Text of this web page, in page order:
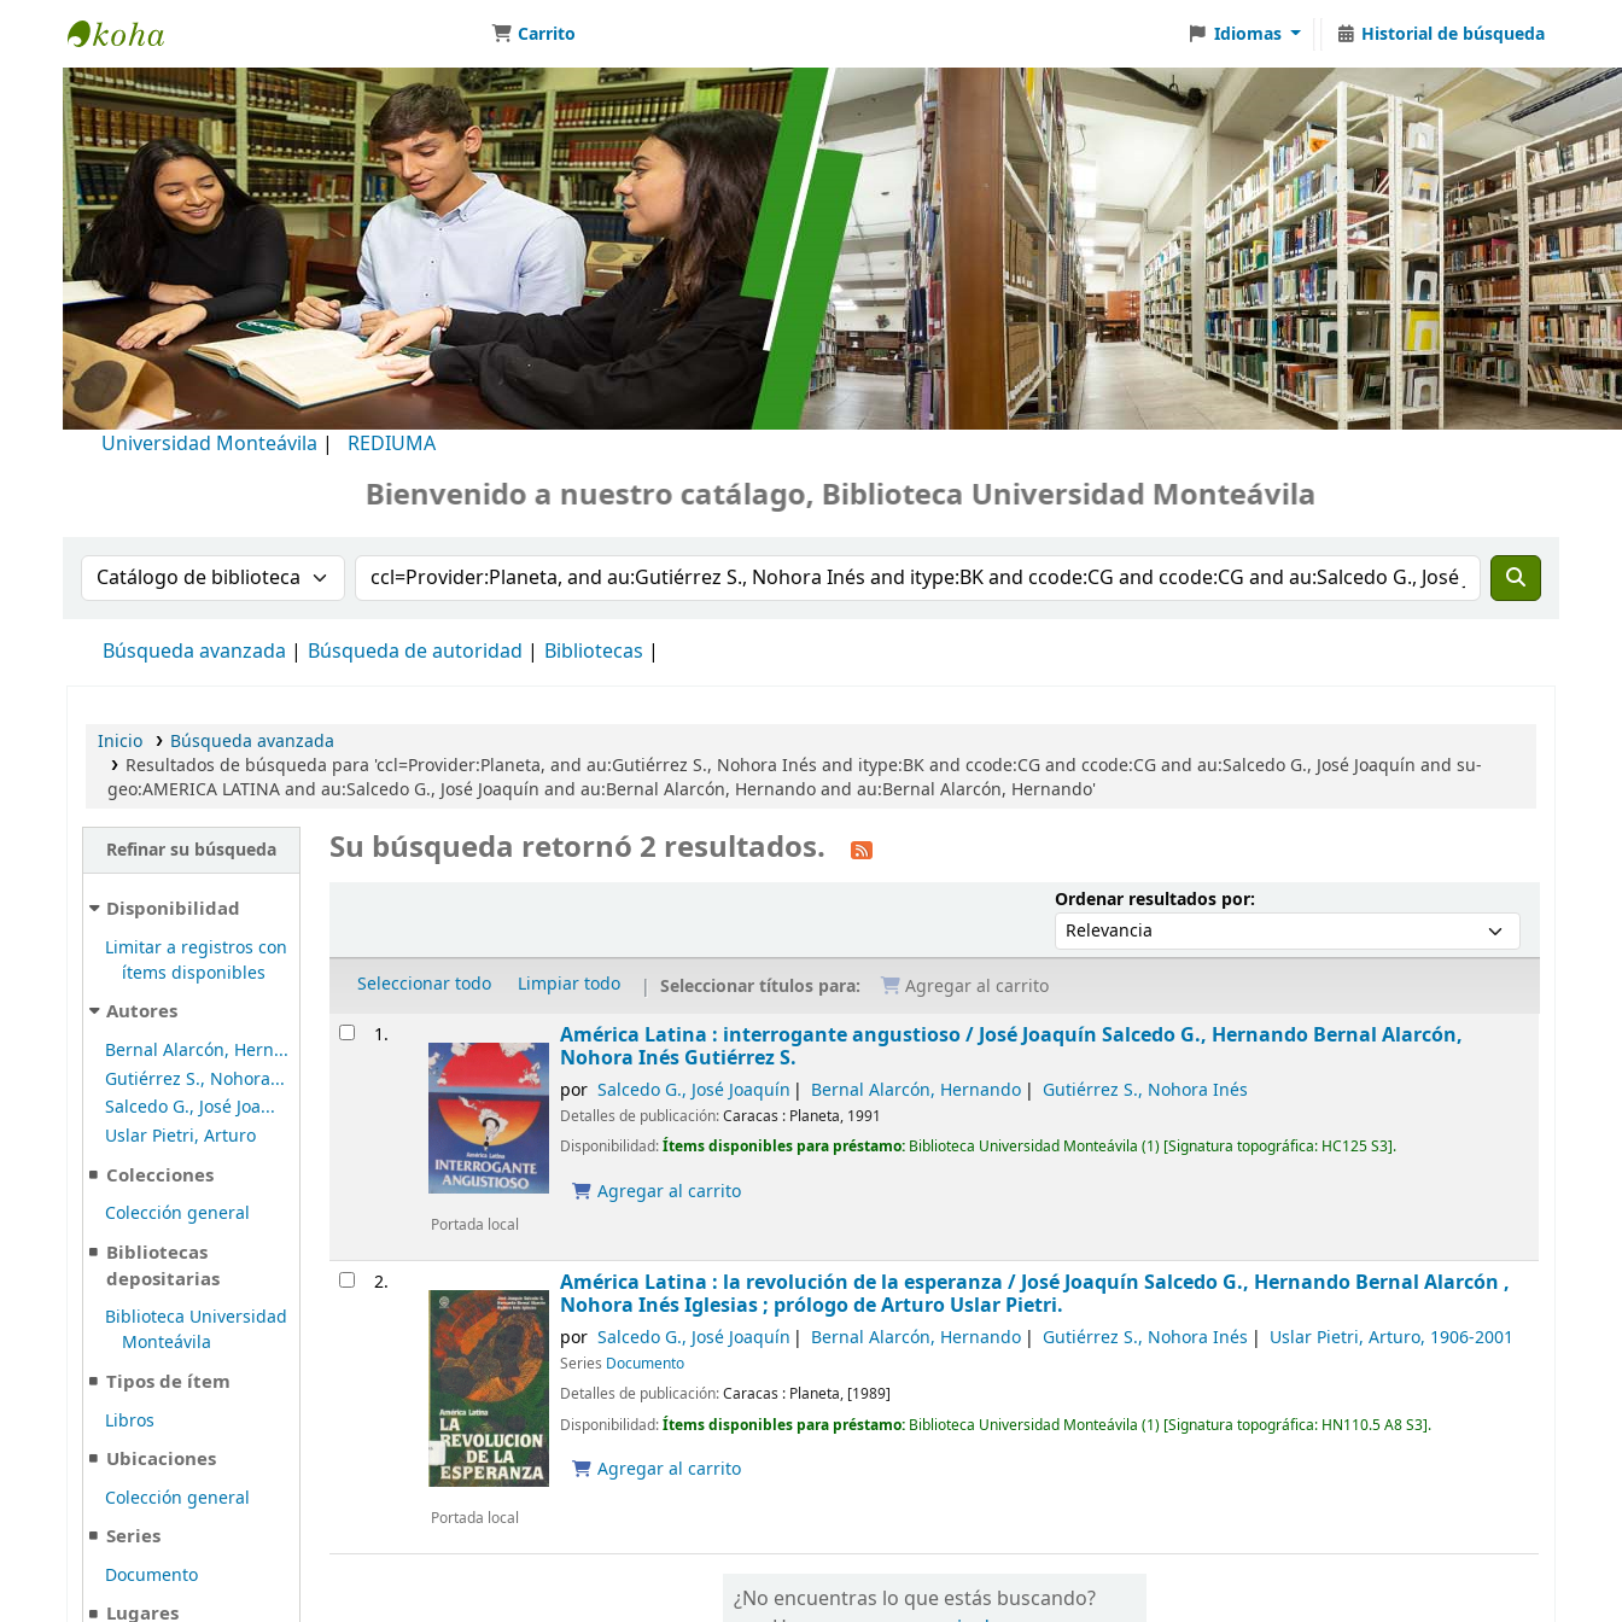
Biblioteca Universidad Monteávila
Carrito Idiomas Historial de búsqueda
Universidad Monteávila | REDIUMA
Bienvenido a nuestro catálago, Biblioteca Universidad Monteávila
Buscar en el catálogo por:Buscar en el catálogo
Búsqueda avanzada Búsqueda de autoridad Bibliotecas
Inicio
Búsqueda avanzada
Resultados de búsqueda para 'ccl=Provider:Planeta, and au:Gutiérrez S., Nohora Inés and itype:BK and ccode:CG and ccode:CG and au:Salcedo G., José Joaquín and su-
geo:AMERICA LATINA and au:Salcedo G., José Joaquín and au:Bernal Alarcón, Hernando and au:Bernal Alarcón, Hernando'
Refinar su búsqueda
Disponibilidad
Limitar a registros con
ítems disponibles
Autores
Bernal Alarcón, Hern...
Gutiérrez S., Nohora...
Salcedo G., José Joa...
Uslar Pietri, Arturo
Colecciones
Colección general
Bibliotecas
depositarias
Biblioteca Universidad
Monteávila
Tipos de ítem
Libros
Ubicaciones
Colección general
Series
Documento
Lugares
Su búsqueda retornó 2 resultados.
Ordenar resultados por:Ordenar por:
Seleccionar todo Limpiar todo Seleccionar títulos para: Agregar al carrito
Resultados
1.
Portada local
América Latina : interrogante angustioso /José Joaquín Salcedo G., Hernando Bernal Alarcón,
Nohora Inés Gutiérrez S.
por Salcedo G., José Joaquín Bernal Alarcón, Hernando Gutiérrez S., Nohora Inés
Detalles de publicación:Caracas : Planeta, 1991
Disponibilidad:Ítems disponibles para préstamo: Biblioteca Universidad Monteávila (1) Signatura topográfica: HC125 S3 .
Agregar al carrito
2.
Portada local
América Latina : la revolución de la esperanza /José Joaquín Salcedo G., Hernando Bernal Alarcón ,
Nohora Inés Iglesias ; prólogo de Arturo Uslar Pietri.
por Salcedo G., José Joaquín Bernal Alarcón, Hernando Gutiérrez S., Nohora Inés Uslar Pietri, Arturo, 1906-2001
Series Documento
Detalles de publicación:Caracas : Planeta, [1989]
Disponibilidad:Ítems disponibles para préstamo: Biblioteca Universidad Monteávila (1) Signatura topográfica: HN110.5 A8 S3 .
Agregar al carrito
¿No encuentras lo que estás buscando?